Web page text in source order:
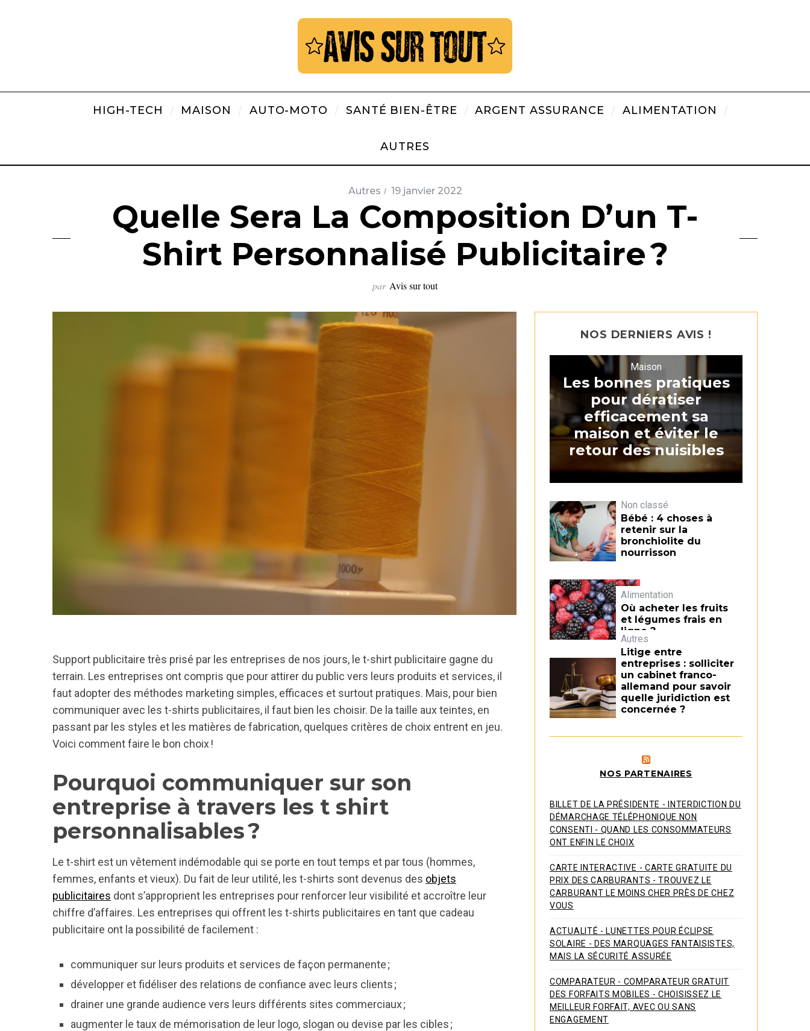
HIGH-TECH MAISON AUTO-MOTO SANTÉ BIEN-ÊTRE ARGENT ASSURANCE ALIMENTATION
AUTRES
Autres 19 janvier 2022
Quelle Sera La Composition D’un T-
Shirt Personnalisé Publicitaire ?
par Avis sur tout
Support publicitaire très prisé par les entreprises de nos jours, le t-shirt publicitaire gagne du
terrain. Les entreprises ont compris que pour attirer du public vers leurs produits et services, il
faut adopter des méthodes marketing simples, efficaces et surtout pratiques. Mais, pour bien
communiquer avec les t-shirts publicitaires, il faut bien les choisir. De la taille aux teintes, en
passant par les styles et les matières de fabrication, quelques critères de choix entrent en jeu.
Voici comment faire le bon choix !
Pourquoi communiquer sur son
entreprise à travers les t shirt
personnalisables ?
Le t-shirt est un vêtement indémodable qui se porte en tout temps et par tous (hommes,
femmes, enfants et vieux). Du fait de leur utilité, les t-shirts sont devenus des objets
publicitaires dont s’approprient les entreprises pour renforcer leur visibilité et accroître leur
chiffre d’affaires. Les entreprises qui offrent les t-shirts publicitaires en tant que cadeau
publicitaire ont la possibilité de facilement :
communiquer sur leurs produits et services de façon permanente ;
développer et fidéliser des relations de confiance avec leurs clients ;
drainer une grande audience vers leurs différents sites commerciaux ;
augmenter le taux de mémorisation de leur logo, slogan ou devise par les cibles ;
NOS DERNIERS AVIS !
Maison
Les bonnes pratiques
pour dératiser
efficacement sa
maison et éviter le
retour des nuisibles
Non classé
Bébé : 4 choses à
retenir sur la
bronchiolite du
nourrisson
Alimentation
Où acheter les fruits
et légumes frais en
ligne ?
Autres
Litige entre
entreprises : solliciter
un cabinet franco-
allemand pour savoir
quelle juridiction est
concernée ?
NOS PARTENAIRES
BILLET DE LA PRÉSIDENTE - INTERDICTION DU
DÉMARCHAGE TÉLÉPHONIQUE NON
CONSENTI - QUAND LES CONSOMMATEURS
ONT ENFIN LE CHOIX
CARTE INTERACTIVE - CARTE GRATUITE DU
PRIX DES CARBURANTS - TROUVEZ LE
CARBURANT LE MOINS CHER PRÈS DE CHEZ
VOUS
ACTUALITÉ - LUNETTES POUR ÉCLIPSE
SOLAIRE - DES MARQUAGES FANTAISISTES,
MAIS LA SÉCURITÉ ASSURÉE
COMPARATEUR - COMPARATEUR GRATUIT
DES FORFAITS MOBILES - CHOISISSEZ LE
MEILLEUR FORFAIT, AVEC OU SANS
ENGAGEMENT